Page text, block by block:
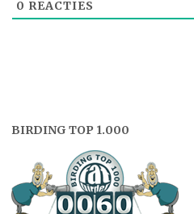
0 REACTIES
BIRDING TOP 1.000